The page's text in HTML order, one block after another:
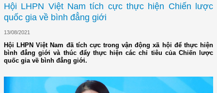
Hội LHPN Việt Nam tích cực thực hiện Chiến lược
quốc gia về bình đẳng giới
13/08/2021
Hội LHPN Việt Nam đã tích cực trong vận động xã hội để thực hiện
bình đẳng giới và thúc đẩy thực hiện các chỉ tiêu của Chiến lược
quốc gia về bình đẳng giới.